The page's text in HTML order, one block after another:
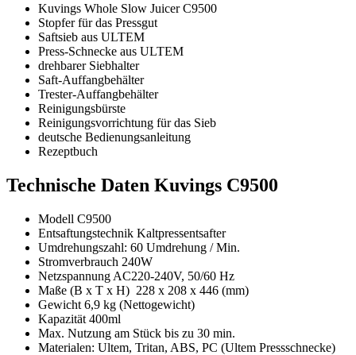
Kuvings Whole Slow Juicer C9500
Stopfer für das Pressgut
Saftsieb aus ULTEM
Press-Schnecke aus ULTEM
drehbarer Siebhalter
Saft-Auffangbehälter
Trester-Auffangbehälter
Reinigungsbürste
Reinigungsvorrichtung für das Sieb
deutsche Bedienungsanleitung
Rezeptbuch
Technische Daten Kuvings C9500
Modell C9500
Entsaftungstechnik Kaltpressentsafter
Umdrehungszahl: 60 Umdrehung / Min.
Stromverbrauch 240W
Netzspannung AC220-240V, 50/60 Hz
Maße (B x T x H) 228 x 208 x 446 (mm)
Gewicht 6,9 kg (Nettogewicht)
Kapazität 400ml
Max. Nutzung am Stück bis zu 30 min.
Materialen: Ultem, Tritan, ABS, PC (Ultem Pressschnecke)